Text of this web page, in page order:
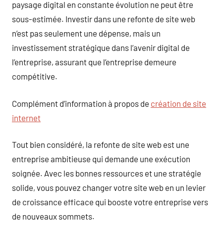
paysage digital en constante évolution ne peut être
sous-estimée. Investir dans une refonte de site web
n’est pas seulement une dépense, mais un
investissement stratégique dans l’avenir digital de
l’entreprise, assurant que l’entreprise demeure
compétitive.
Complément d’information à propos de création de site
internet
Tout bien considéré, la refonte de site web est une
entreprise ambitieuse qui demande une exécution
soignée. Avec les bonnes ressources et une stratégie
solide, vous pouvez changer votre site web en un levier
de croissance efficace qui booste votre entreprise vers
de nouveaux sommets.